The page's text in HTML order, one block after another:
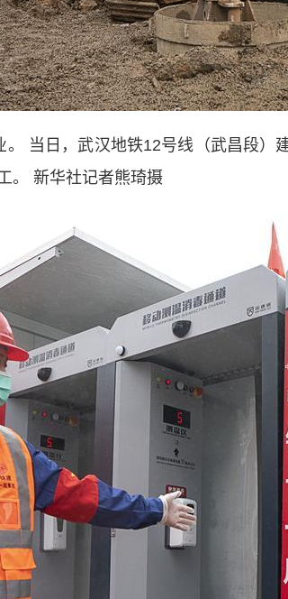
日，武汉地铁12号线（武昌段）
。 新华社记者熊琦摄